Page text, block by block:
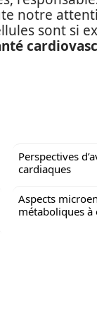
notre
sont si
Perspectives
cardiaques
Aspects
métaboliques à